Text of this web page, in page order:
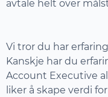
avtale helt over
Vi tror du har
Kanskje har du
Account Executive
liker å skape verdi